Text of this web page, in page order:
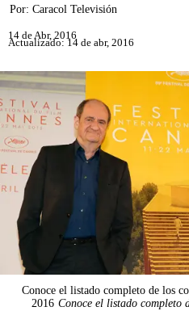
Por: Caracol Televisión
14 de Abr, 2016
Actualizado: 14 de abr, 2016
Conoce el listado completo de los
2016 Conoce el listado completo